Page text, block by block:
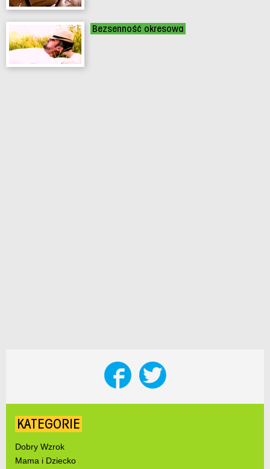
Bezsenność okresowa
KATEGORIE
Dobry Wzrok
Mama i Dziecko